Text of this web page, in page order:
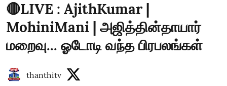
🔴LIVE : AjithKumar |
MohiniMani | அஜித்தின்தாயார்
மறைவு... ஓடோடி வந்த பிரபலங்கள்
thanthitv